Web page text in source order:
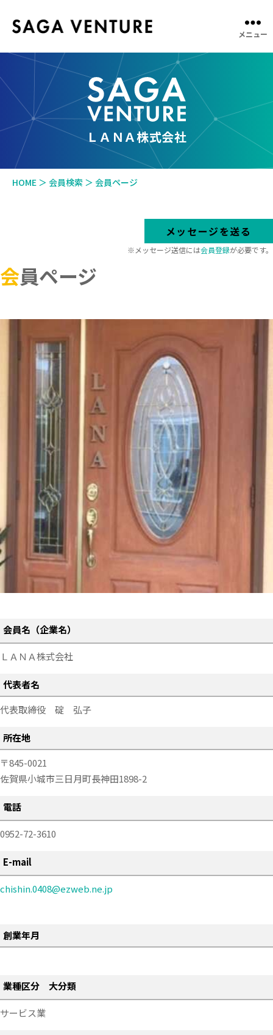
VENTURE
メニュー
ＬＡＮＡ株式会社
HOME ＞ 会員検索 ＞ 会員ページ
メッセージを送る
※メッセージ送信には会員登録が必要です。
会員ページ
会員名（企業名）
ＬＡＮＡ株式会社
代表者名
代表取締役
碇 弘子
所在地
845-0021
佐賀県小城市三日月町長神田1898-2
電話
0952-72-3610
E-mail
chishin.0408@ezweb.ne.jp
創業年月
業種区分 大分類
サービス業